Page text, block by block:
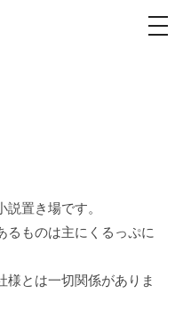
メ
ニ
置き場です。
るものは主にくるっぷに
様とは一切関係がありま